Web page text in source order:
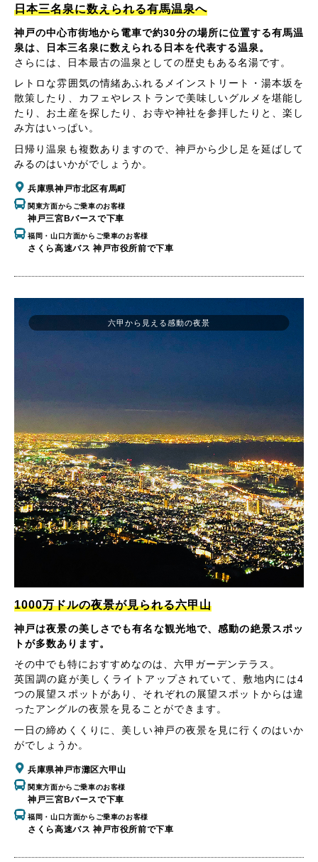
日本三名泉に数えられる有馬温泉へ
神戸の中心市街地から電車で約30分の場所に位置する有馬温
泉は、日本三名泉に数えられる日本を代表する温泉。
さらには、日本最古の温泉としての歴史もある名湯です。
レトロな雰囲気の情緒あふれるメインストリート・湯本坂を
散策したり、カフェやレストランで美味しいグルメを堪能し
たり、お土産を探したり、お寺や神社を参拝したりと、楽し
み方はいっぱい。
日帰り温泉も複数ありますので、神戸から少し足を延ばして
みるのはいかがでしょうか。
兵庫県神戸市北区有馬町
関東方面からご乗車のお客様
神戸三宮Bバースで下車
福岡・山口方面からご乗車のお客様
さくら高速バス 神戸市役所前で下車
1000万ドルの夜景が見られる六甲山
神戸は夜景の美しさでも有名な観光地で、感動の絶景スポッ
トが多数あります。
その中でも特におすすめなのは、六甲ガーデンテラス。
英国調の庭が美しくライトアップされていて、敷地内には4
つの展望スポットがあり、それぞれの展望スポットからは違
ったアングルの夜景を見ることができます。
一日の締めくくりに、美しい神戸の夜景を見に行くのはいか
がでしょうか。
兵庫県神戸市灘区六甲山
関東方面からご乗車のお客様
神戸三宮Bバースで下車
福岡・山口方面からご乗車のお客様
さくら高速バス 神戸市役所前で下車
六甲から見える感動の夜景